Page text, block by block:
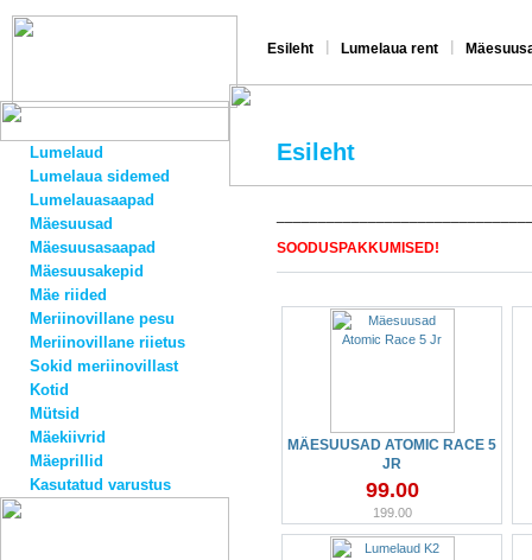
Esileht Lumelaua rent
Lumelaud
Lumelaua sidemed
Lumelauasaapad
Mäesuusad
Mäesuusasaapad
Mäesuusakepid
Mäe riided
Meriinovillane pesu
Meriinovillane riietus
Sokid meriinovillast
Kotid
Mütsid
Mäekiivrid
Mäeprillid
Kasutatud varustus
Esileht
SOODUSPAKKUMISED!
MÄESUUSAD ATOMIC RACE 5
JR
99.00
199.00